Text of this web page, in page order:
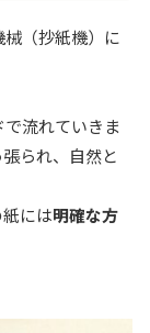
（抄紙機）に
流れていきま
られ、自然と
には明確な方